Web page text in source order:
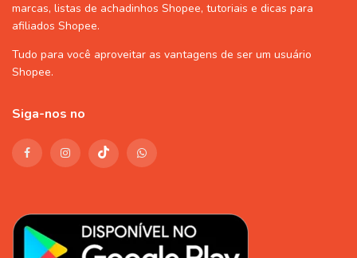
marcas, listas de achadinhos Shopee, tutoriais e dicas para
afiliados Shopee.
Tudo para você aproveitar as vantagens de ser um usuário
Shopee.
Siga-nos no